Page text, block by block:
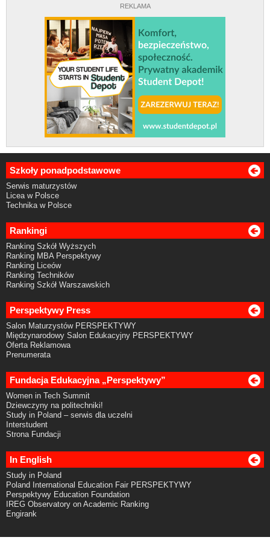
REKLAMA
Szkoły ponadpodstawowe
Serwis maturzystów
Licea w Polsce
Technika w Polsce
Rankingi
Ranking Szkół Wyższych
Ranking MBA Perspektywy
Ranking Liceów
Ranking Techników
Ranking Szkół Warszawskich
Perspektywy Press
Salon Maturzystów PERSPEKTYWY
Międzynarodowy Salon Edukacyjny PERSPEKTYWY
Oferta Reklamowa
Prenumerata
Fundacja Edukacyjna „Perspektywy”
Women in Tech Summit
Dziewczyny na politechniki!
Study in Poland – serwis dla uczelni
Interstudent
Strona Fundacji
In English
Study in Poland
Poland International Education Fair PERSPEKTYWY
Perspektywy Education Foundation
IREG Observatory on Academic Ranking
Engirank